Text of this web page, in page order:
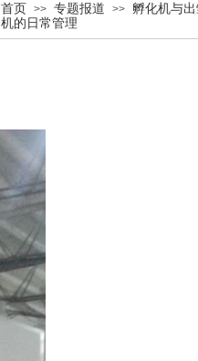
首页 >> 专题报道 >>
孵化机与
机的日常管理